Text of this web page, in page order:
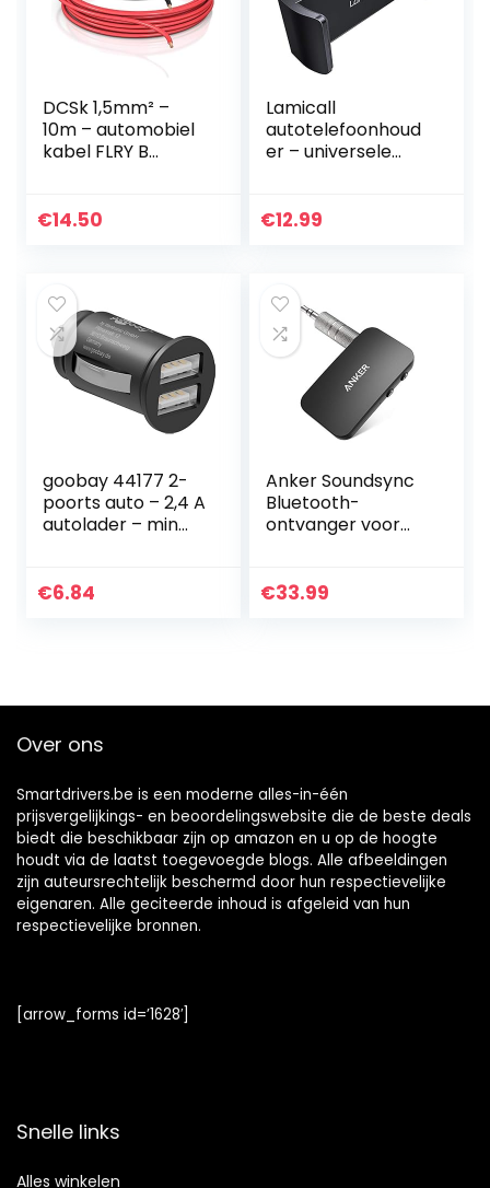
DCSk 1,5mm² –
10m – automobiel
kabel FLRY B
automobiel kabel
€14.50
Lamicall
autotelefoonhoud
er – universele
ventilatieroosterh
€12.99
goobay 44177 2-
poorts auto – 2,4 A
autolader – min
– geschikt voor
€6.84
Anker Soundsync
Bluetooth-
ontvanger voor
batterijduur van 12
€33.99
Over ons
Smartdrivers.be is een moderne alles-in-één
prijsvergelijkings- en beoordelingswebsite die de beste deals
biedt die beschikbaar zijn op amazon en u op de hoogte
houdt via de laatst toegevoegde blogs. Alle afbeeldingen
zijn auteursrechtelijk beschermd door hun respectievelijke
eigenaren. Alle geciteerde inhoud is afgeleid van hun
respectievelijke bronnen.
[arrow_forms id=’1628′]
Snelle links
Alles winkelen